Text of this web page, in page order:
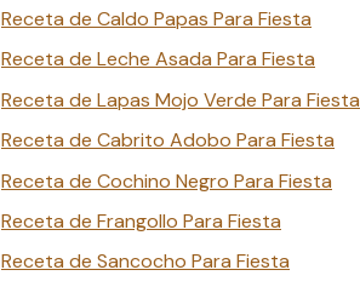
Receta de Caldo Papas Para Fiesta
Receta de Leche Asada Para Fiesta
Receta de Lapas Mojo Verde Para Fiesta
Receta de Cabrito Adobo Para Fiesta
Receta de Cochino Negro Para Fiesta
Receta de Frangollo Para Fiesta
Receta de Sancocho Para Fiesta